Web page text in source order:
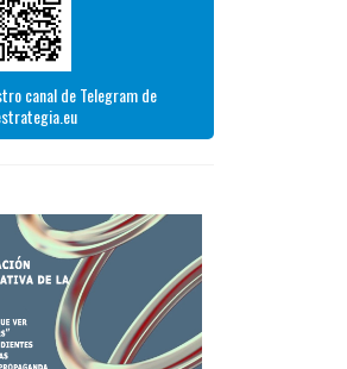
canal de Telegram de